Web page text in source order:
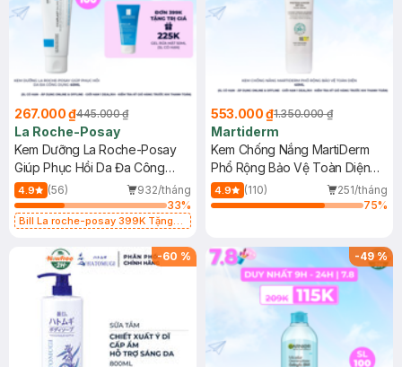
267.000 ₫445.000 ₫
La Roche-Posay
Kem Dưỡng La Roche-Posay
Giúp Phục Hồi Da Đa Công
Dụng 40ml
4.9 (56)
932/tháng
33%
Bill La roche-posay 399K Tặng
(SL có hạn)
553.000 ₫1.350.000 ₫
Martiderm
Kem Chống Nắng MartiDerm
Phổ Rộng Bảo Vệ Toàn Diện
40ml
4.9 (110)
251/tháng
75%
-60 % -49%